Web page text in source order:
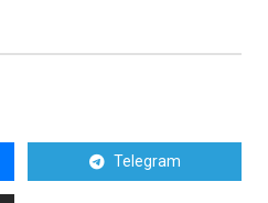
Telegram